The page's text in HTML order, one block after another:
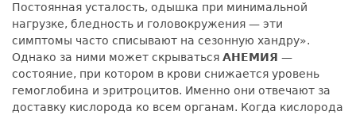
и
бассейн!
Постоянная усталость, одышка при минимальной
нагрузке, бледность и головокружения — эти
симптомы часто списывают на сезонную хандру».
Однако за ними может скрываться АНЕМИЯ —
состояние, при котором в крови снижается уровень
гемоглобина и эритроцитов. Именно они отвечают за
доставку кислорода ко всем органам. Когда кислорода